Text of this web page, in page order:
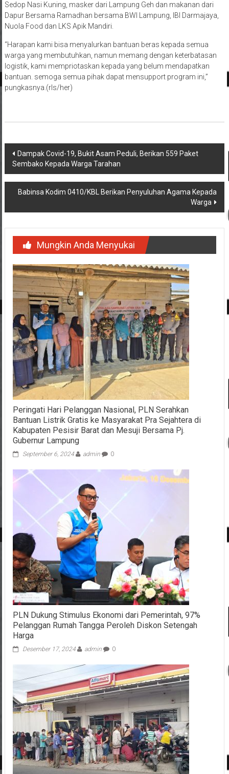
Sedop Nasi Kuning, masker dari Lampung Geh dan makanan dari
Dapur Bersama Ramadhan bersama BWI Lampung, IBI Darmajaya,
Nuola Food dan LKS Apik Mandiri.
“Harapan kami bisa menyalurkan bantuan beras kepada semua
warga yang membutuhkan, namun memang dengan keterbatasan
logistik, kami mempriotaskan kepada yang belum mendapatkan
bantuan. semoga semua pihak dapat mensupport program ini,”
pungkasnya.(rls/her)
Navigasi
pos
Dampak Covid-19, Bukit Asam Peduli, Berikan 559 Paket
Sembako Kepada Warga Tarahan
Babinsa Kodim 0410/KBL Berikan Penyuluhan Agama Kepada
Warga
Mungkin Anda Menyukai
Peringati Hari Pelanggan Nasional, PLN Serahkan
Bantuan Listrik Gratis ke Masyarakat Pra Sejahtera di
Kabupaten Pesisir Barat dan Mesuji Bersama Pj.
Gubernur Lampung
September 6, 2024 admin 0
PLN Dukung Stimulus Ekonomi dari Pemerintah, 97%
Pelanggan Rumah Tangga Peroleh Diskon Setengah
Harga
Desember 17, 2024 admin 0